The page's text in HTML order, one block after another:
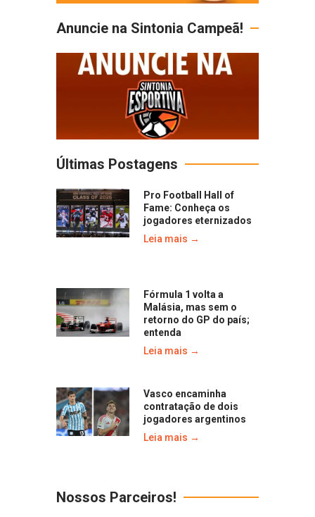
Anuncie na Sintonia Campeã!
Últimas Postagens
Pro Football Hall of
Fame: Conheça os
jogadores eternizados
Leia mais →
Fórmula 1 volta a
Malásia, mas sem o
retorno do GP do país;
entenda
Leia mais →
Vasco encaminha
contratação de dois
jogadores argentinos
Leia mais →
Nossos Parceiros!